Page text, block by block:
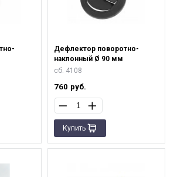
Дефлектор поворотно-
наклонный Ø 90 мм
сб. 4108
760 руб.
Купить